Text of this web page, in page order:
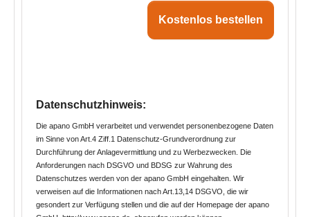
Kostenlos bestellen
Datenschutzhinweis:
Die apano GmbH verarbeitet und verwendet personenbezogene Daten
im Sinne von Art.4 Ziff.1 Datenschutz-Grundverordnung zur
Durchführung der Anlagevermittlung und zu Werbezwecken. Die
Anforderungen nach DSGVO und BDSG zur Wahrung des
Datenschutzes werden von der apano GmbH eingehalten. Wir
verweisen auf die Informationen nach Art.13,14 DSGVO, die wir
gesondert zur Verfügung stellen und die auf der Homepage der apano